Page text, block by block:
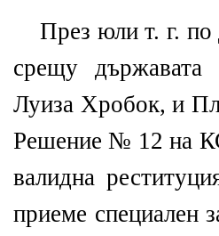
През юли т. г. по
срещу
Луиза Хробок, и
Решение № 12 на
валидна
приеме специален